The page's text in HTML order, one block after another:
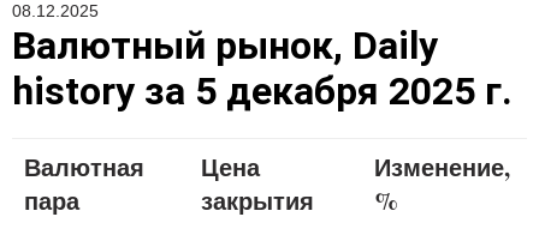
08.12.2025
Валютный рынок, Daily
history за 5 декабря 2025 г.
Валютная
пара
Цена
закрытия
Изменение,
%